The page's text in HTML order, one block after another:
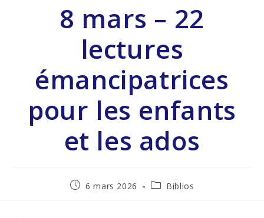
8 mars – 22
lectures
émancipatrices
pour les enfants
et les ados
6 mars 2026 Biblios